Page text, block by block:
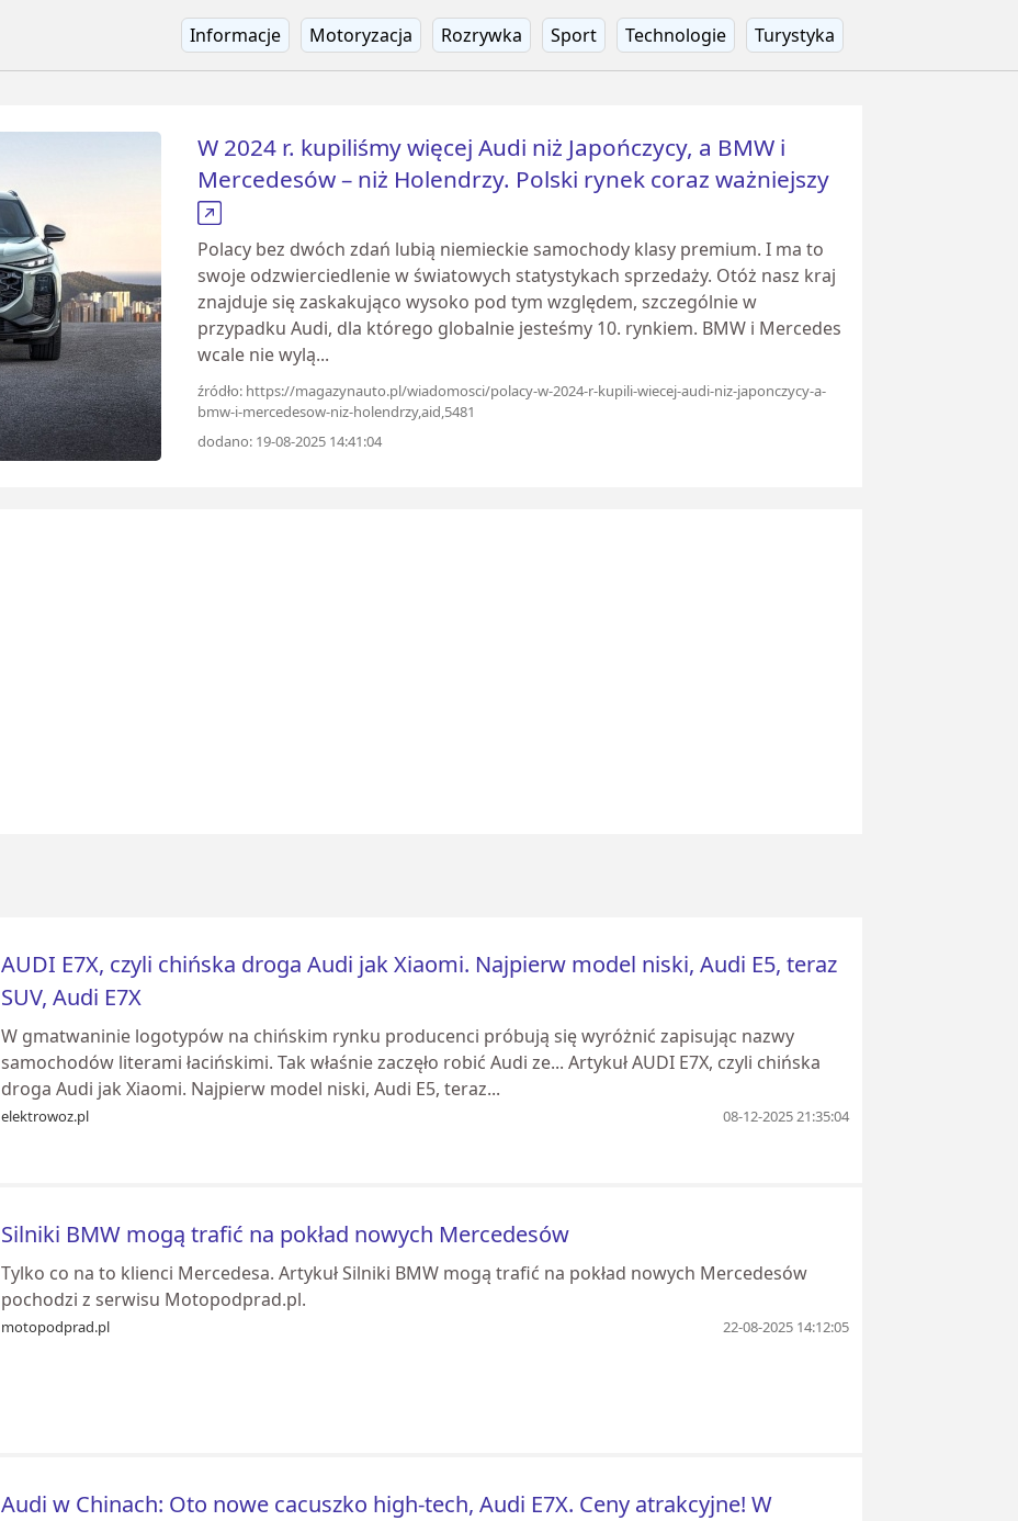
Informacje Motoryzacja Rozrywka Sport Technologie Turystyka
W 2024 r. kupiliśmy więcej Audi niż Japończycy, a BMW i
Mercedesów – niż Holendrzy. Polski rynek coraz ważniejszy
Polacy bez dwóch zdań lubią niemieckie samochody klasy premium. I ma to
swoje odzwierciedlenie w światowych statystykach sprzedaży. Otóż nasz kraj
znajduje się zaskakująco wysoko pod tym względem, szczególnie w
przypadku Audi, dla którego globalnie jesteśmy 10. rynkiem. BMW i Mercedes
wcale nie wylą...
źródło: https://magazynauto.pl/wiadomosci/polacy-w-2024-r-kupili-wiecej-audi-niz-japonczycy-a-
bmw-i-mercedesow-niz-holendrzy,aid,5481
dodano: 19-08-2025 14:41:04
AUDI E7X, czyli chińska droga Audi jak Xiaomi. Najpierw model niski, Audi E5, teraz
SUV, Audi E7X
W gmatwaninie logotypów na chińskim rynku producenci próbują się wyróżnić zapisując nazwy
samochodów literami łacińskimi. Tak właśnie zaczęło robić Audi ze... Artykuł AUDI E7X, czyli chińska
droga Audi jak Xiaomi. Najpierw model niski, Audi E5, teraz...
elektrowoz.pl 08-12-2025 21:35:04
Silniki BMW mogą trafić na pokład nowych Mercedesów
Tylko co na to klienci Mercedesa. Artykuł Silniki BMW mogą trafić na pokład nowych Mercedesów
pochodzi z serwisu Motopodprad.pl.
motopodprad.pl 22-08-2025 14:12:05
Audi w Chinach: Oto nowe cacuszko high-tech, Audi E7X. Ceny atrakcyjne! W